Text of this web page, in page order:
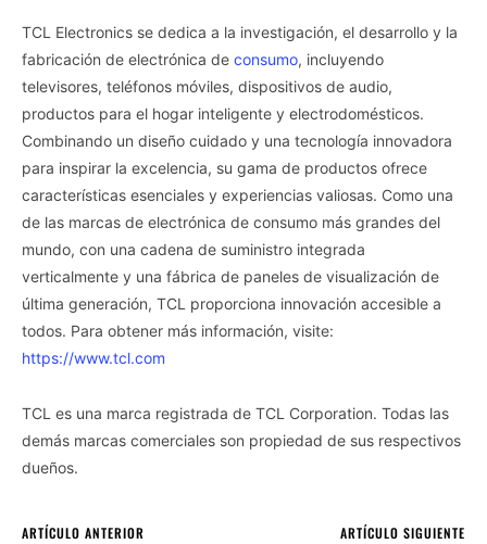
TCL Electronics se dedica a la investigación, el desarrollo y la
fabricación de electrónica de consumo, incluyendo
televisores, teléfonos móviles, dispositivos de audio,
productos para el hogar inteligente y electrodomésticos.
Combinando un diseño cuidado y una tecnología innovadora
para inspirar la excelencia, su gama de productos ofrece
características esenciales y experiencias valiosas. Como una
de las marcas de electrónica de consumo más grandes del
mundo, con una cadena de suministro integrada
verticalmente y una fábrica de paneles de visualización de
última generación, TCL proporciona innovación accesible a
todos. Para obtener más información, visite:
https://www.tcl.com
TCL es una marca registrada de TCL Corporation. Todas las
demás marcas comerciales son propiedad de sus respectivos
dueños.
ARTÍCULO ANTERIOR ARTÍCULO SIGUIENTE